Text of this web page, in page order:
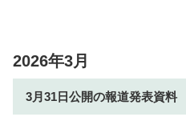
2026年3月
3月31日公開の報道発表資料